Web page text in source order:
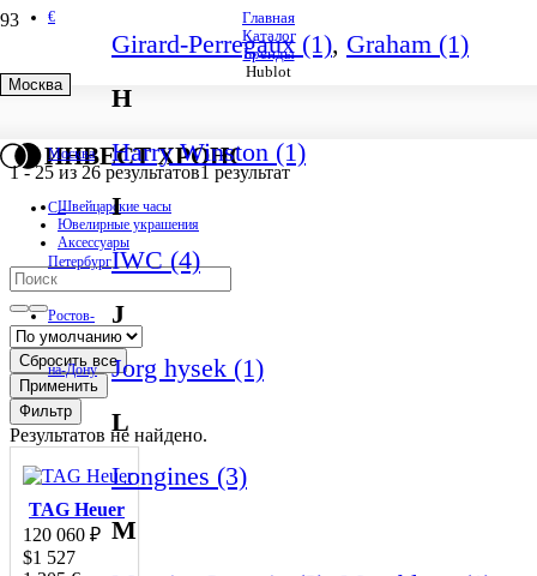
€
Москва
Москва
С.-
Петербург
Ростов-
на-Дону
Girard-Perregaux (1), Graham (1)
H
Harry Winston (1)
I
IWC (4)
J
Jorg hysek (1)
L
Longines (3)
M
ИНВЕСТ ХРОНО
Главная
Каталог
Бренды
Hublot
1-25 из 26 результатов1 результат
Швейцарские часы
Ювелирные украшения
Аксессуары
Сбросить все
Применить
Фильтр
Результатов не найдено.
TAG Heuer
120 060 ₽
$1 527